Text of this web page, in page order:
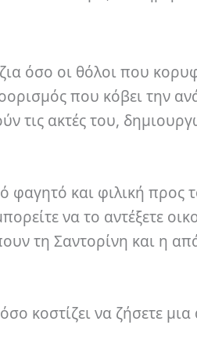
όσο οι θόλοι που
που κόβει την
τις ακτές του,
φαγητό και φιλική προς
να το αντέξετε
τη Σαντορίνη και η
κοστίζει να ζήσετε μια